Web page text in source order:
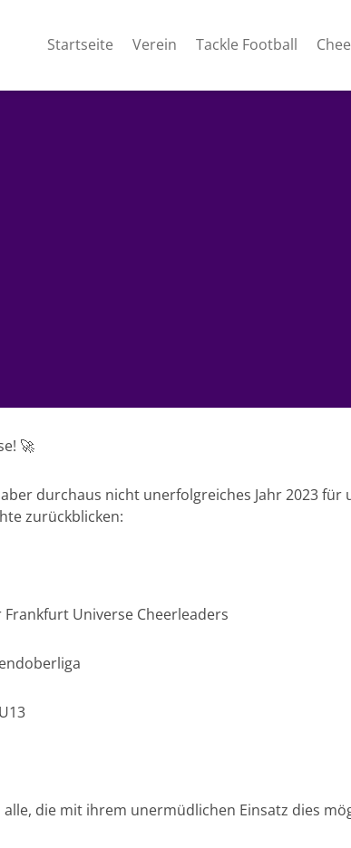
Startseite Verein Tackle Football
🚀
durchaus nicht unerfolgreiches Jahr 2023
zurückblicken:
Universe Cheerleaders
alle, die mit ihrem unermüdlichen Einsatz dies